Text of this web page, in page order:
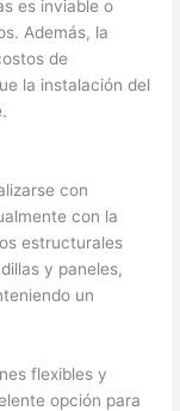
es inviable o
Además, la
de
la instalación del
con
con la
estructurales
y paneles,
un
flexibles y
opción para